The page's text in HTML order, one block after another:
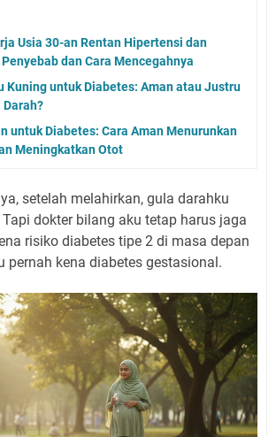
Usia 30-an Rentan Hipertensi dan
dan Cara Mencegahnya
Kuning untuk Diabetes: Aman atau Justru
Darah?
untuk Diabetes: Cara Aman Menurunkan
Meningkatkan Otot
setelah melahirkan, gula darahku
dokter bilang aku tetap harus jaga
risiko diabetes tipe 2 di masa depan
pernah kena diabetes gestasional.